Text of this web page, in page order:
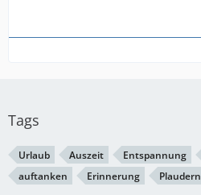
Tags
Urlaub Auszeit Entspannung
auftanken
Erinnerung Plaudern